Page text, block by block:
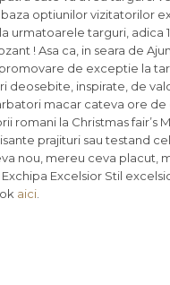
optiunilor vizitatorilor
urmatoarele targuri, adica
! Asa ca, in seara de
de exceptie la
deosebite, inspirate, de
macar cateva ore
la Christmas fair’s
prajituri sau testand
nou, mereu ceva placut,
Excelsior Stil
aici